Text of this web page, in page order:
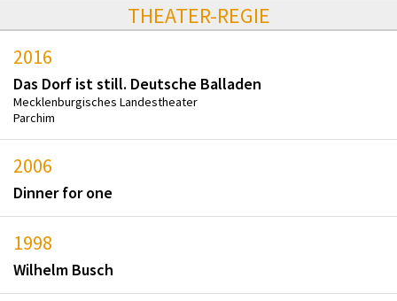
THEATER-REGIE
2016
Das Dorf ist still. Deutsche Balladen
Mecklenburgisches Landestheater
Parchim
2006
Dinner for one
1998
Wilhelm Busch